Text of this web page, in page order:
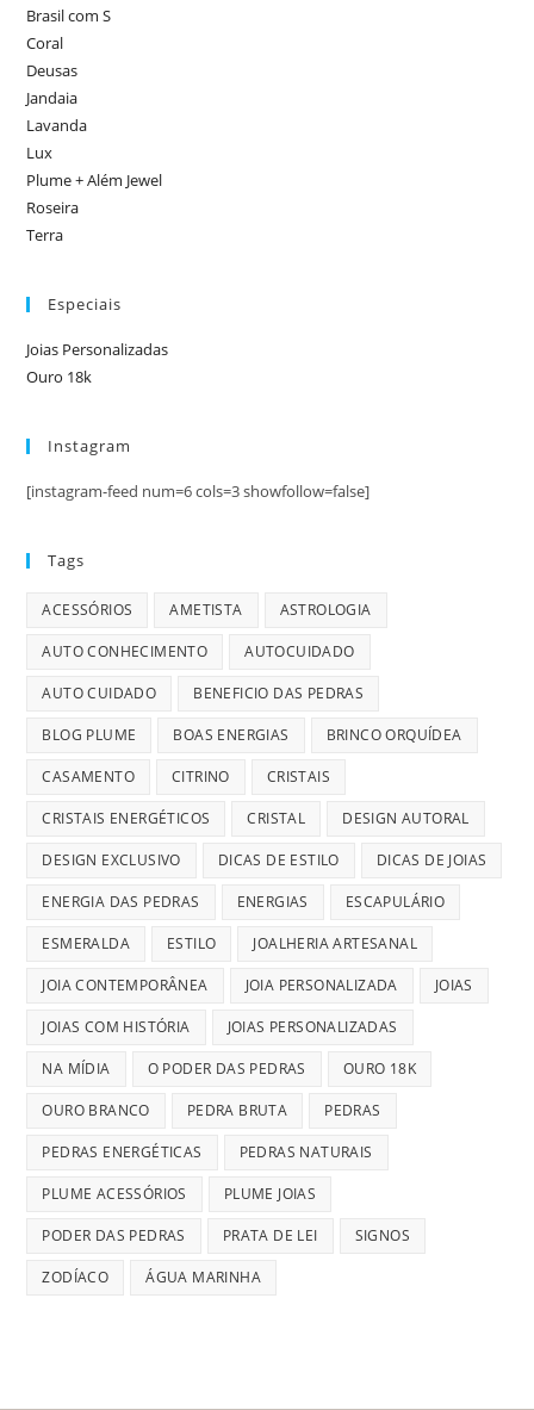
Brasil com S
Coral
Deusas
Jandaia
Lavanda
Lux
Plume + Além Jewel
Roseira
Terra
Especiais
Joias Personalizadas
Ouro 18k
Instagram
[instagram-feed num=6 cols=3 showfollow=false]
Tags
ACESSÓRIOS AMETISTA ASTROLOGIA
AUTO CONHECIMENTO AUTOCUIDADO
AUTO CUIDADO BENEFICIO DAS PEDRAS
BLOG PLUME BOAS ENERGIAS BRINCO ORQUÍDEA
CASAMENTO CITRINO CRISTAIS
CRISTAIS ENERGÉTICOS CRISTAL DESIGN AUTORAL
DESIGN EXCLUSIVO DICAS DE ESTILO DICAS DE JOIAS
ENERGIA DAS PEDRAS ENERGIAS ESCAPULÁRIO
ESMERALDA ESTILO JOALHERIA ARTESANAL
JOIA CONTEMPORÂNEA JOIA PERSONALIZADA JOIAS
JOIAS COM HISTÓRIA JOIAS PERSONALIZADAS
NA MÍDIA O PODER DAS PEDRAS OURO 18K
OURO BRANCO PEDRA BRUTA PEDRAS
PEDRAS ENERGÉTICAS PEDRAS NATURAIS
PLUME ACESSÓRIOS PLUME JOIAS
PODER DAS PEDRAS PRATA DE LEI SIGNOS
ZODÍACO ÁGUA MARINHA